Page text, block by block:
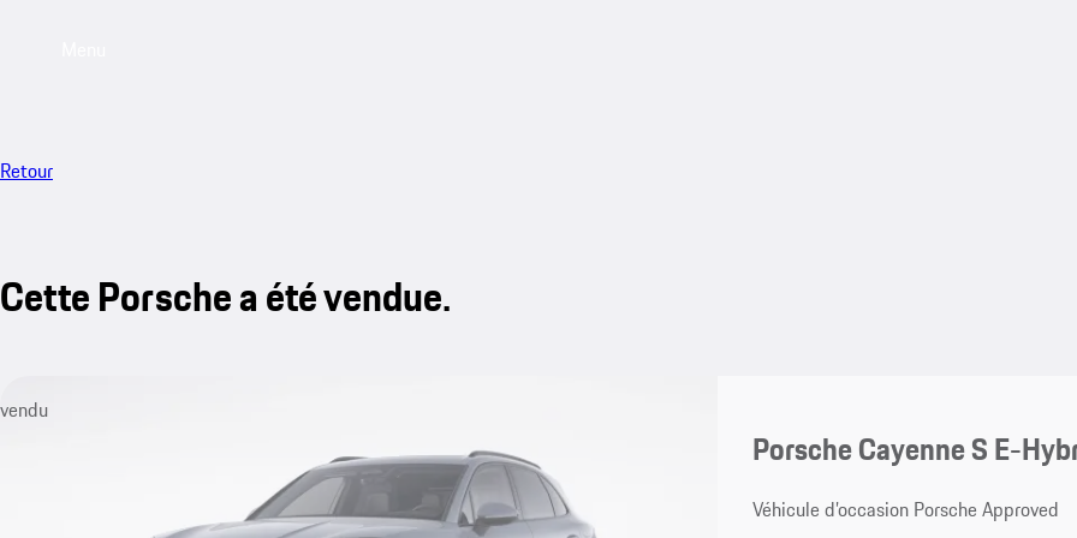
Retour
Cette Porsche a été vendue.
vendu
Porsche Cayenne S E-
Véhicule d’occasion Porsche Approved